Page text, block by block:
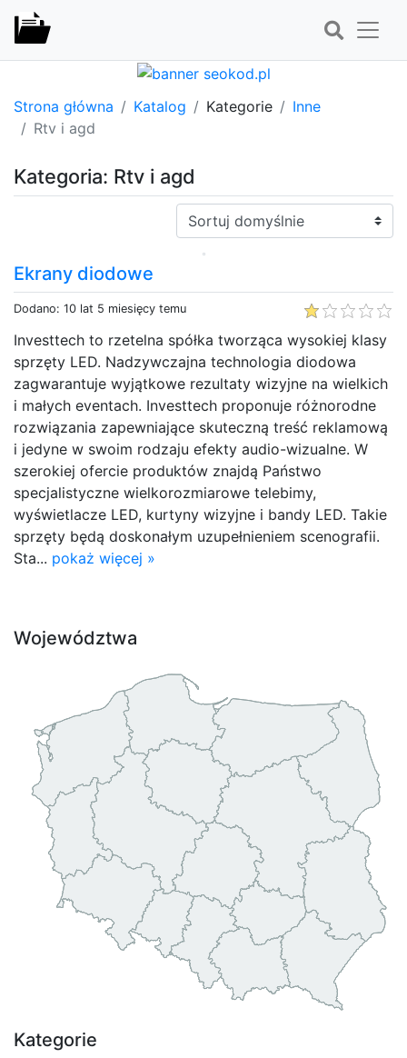
Strona główna Katalog Kategorie
Inne
Rtv i agd
Kategoria: Rtv i agd
Sortuj:
Ekrany diodowe
Dodano: 10 lat 5 miesięcy temu
Investtech to rzetelna spółka tworząca wysokiej klasy
sprzęty LED. Nadzywczajna technologia diodowa
zagwarantuje wyjątkowe rezultaty wizyjne na wielkich
i małych eventach. Investtech proponuje różnorodne
rozwiązania zapewniające skuteczną treść reklamową
i jedyne w swoim rodzaju efekty audio-wizualne. W
szerokiej ofercie produktów znajdą Państwo
specjalistyczne wielkorozmiarowe telebimy,
wyświetlacze LED, kurtyny wizyjne i bandy LED. Takie
sprzęty będą doskonałym uzupełnieniem scenografii.
Sta... pokaż więcej »
Województwa
Kategorie